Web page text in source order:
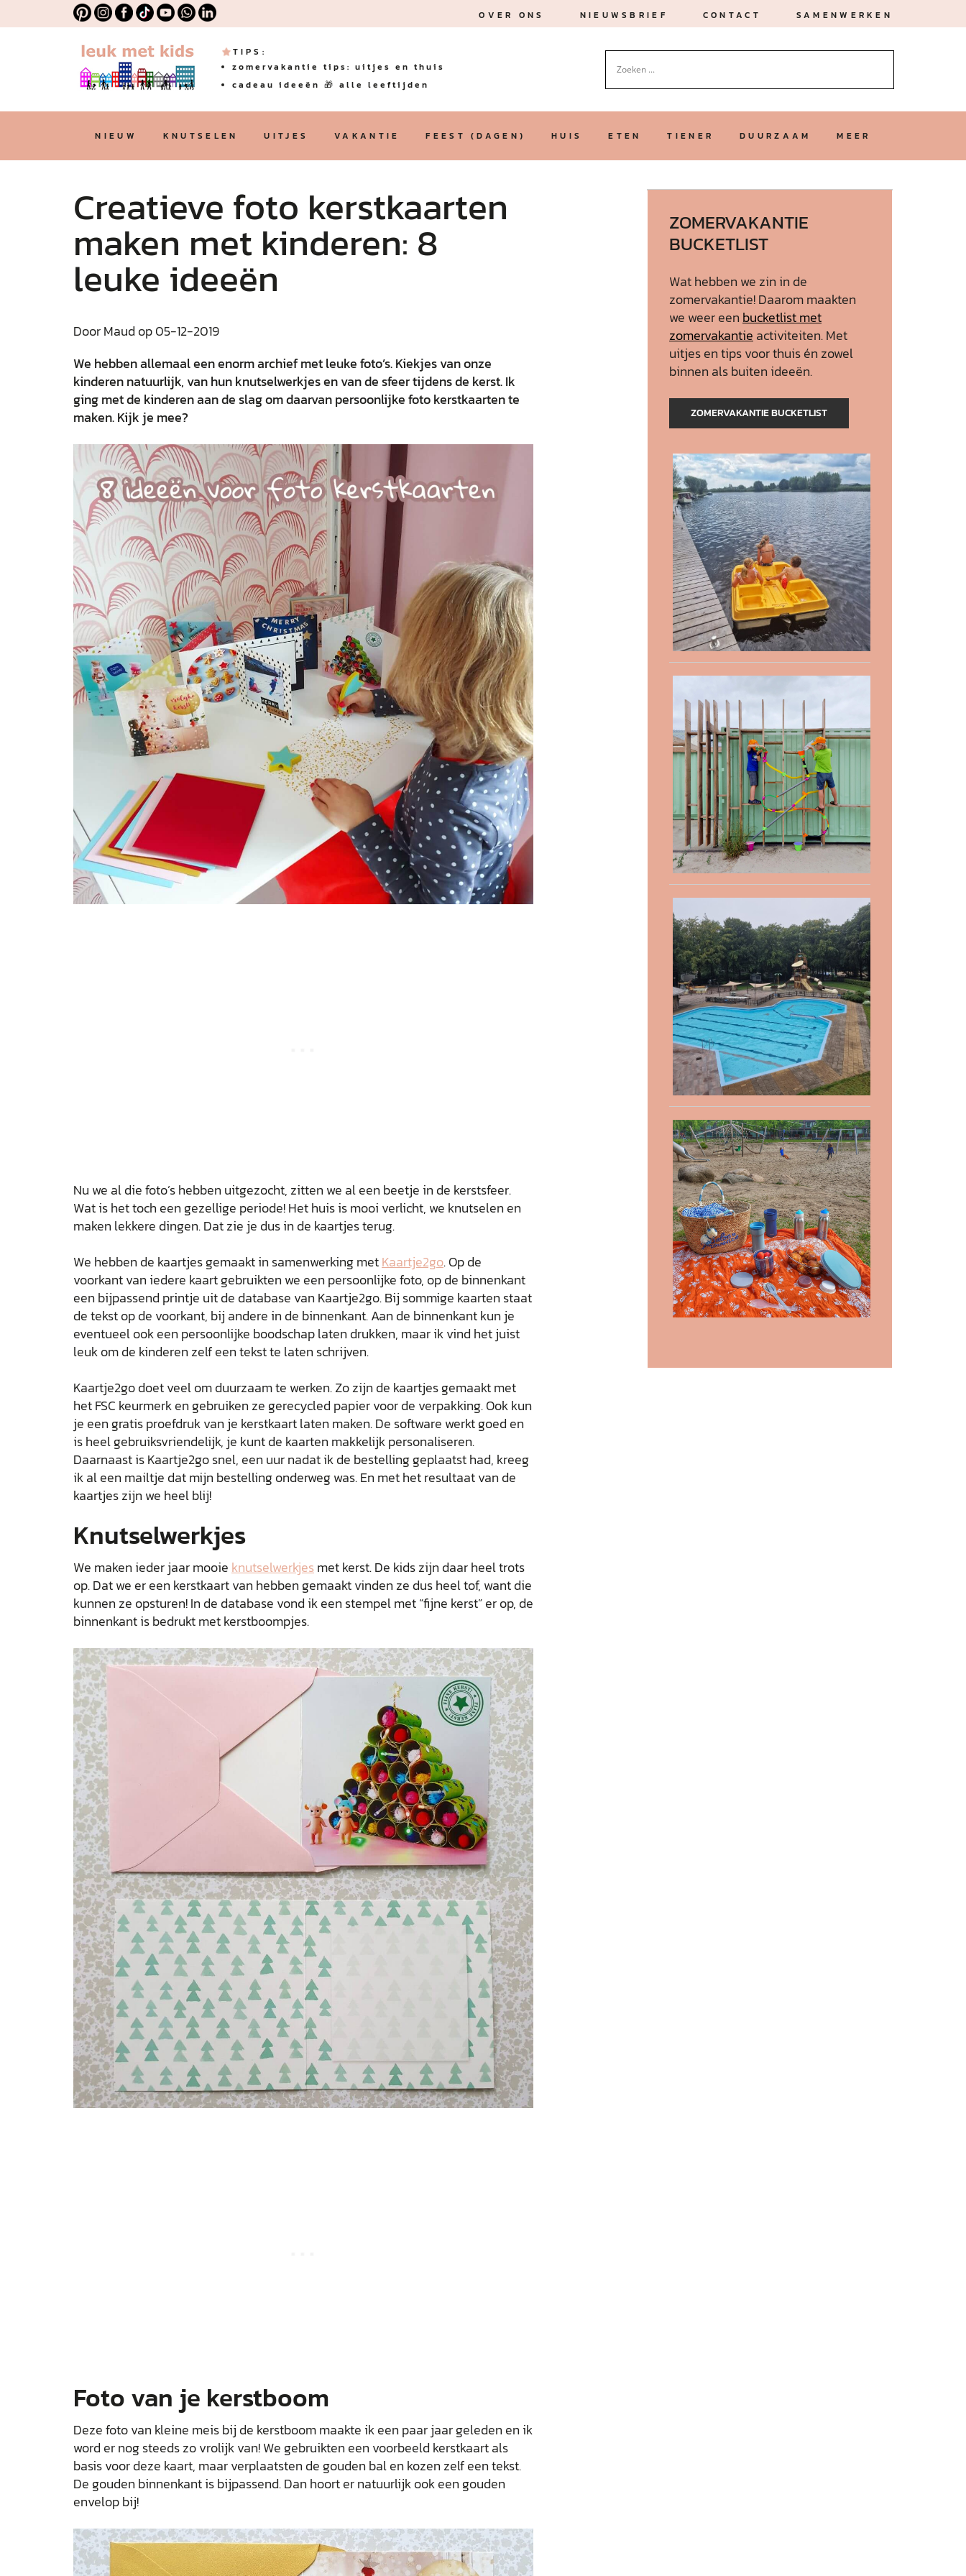
OVER ONS NIEUWSBRIEF CONTACT SAMENWERKEN
TIPS:
zomervakantie tips: uitjes en thuis
cadeau ideeën 🎁 alle leeftijden
NIEUW KNUTSELEN UITJES VAKANTIE FEEST (DAGEN) HUIS ETEN TIENER DUURZAAM MEER
Creatieve foto kerstkaarten
maken met kinderen: 8
leuke ideeën
Door Maud op 05-12-2019
We hebben allemaal een enorm archief met leuke foto’s. Kiekjes van onze
kinderen natuurlijk, van hun knutselwerkjes en van de sfeer tijdens de kerst. Ik
ging met de kinderen aan de slag om daarvan persoonlijke foto kerstkaarten te
maken. Kijk je mee?
Nu we al die foto’s hebben uitgezocht, zitten we al een beetje in de kerstsfeer.
Wat is het toch een gezellige periode! Het huis is mooi verlicht, we knutselen en
maken lekkere dingen. Dat zie je dus in de kaartjes terug.
We hebben de kaartjes gemaakt in samenwerking metKaartje2go. Op de
voorkant van iedere kaart gebruikten we een persoonlijke foto, op de binnenkant
een bijpassend printje uit de database van Kaartje2go. Bij sommige kaarten staat
de tekst op de voorkant, bij andere in de binnenkant. Aan de binnenkant kun je
eventueel ook een persoonlijke boodschap laten drukken, maar ik vind het juist
leuk om de kinderen zelf een tekst te laten schrijven.
Kaartje2go doet veel om duurzaam te werken. Zo zijn de kaartjes gemaakt met
het FSC keurmerk en gebruiken ze gerecycled papier voor de verpakking. Ook kun
je een gratis proefdruk van je kerstkaart laten maken. De software werkt goed en
is heel gebruiksvriendelijk, je kunt de kaarten makkelijk personaliseren.
Daarnaast is Kaartje2go snel, een uur nadat ik de bestelling geplaatst had, kreeg
ik al een mailtje dat mijn bestelling onderweg was. En met het resultaat van de
kaartjes zijn we heel blij!
Knutselwerkjes
We maken ieder jaar mooie knutselwerkjesmet kerst. De kids zijn daar heel trots
op. Dat we er een kerstkaart van hebben gemaakt vinden ze dus heel tof, want die
kunnen ze opsturen! In de database vond ik een stempel met “fijne kerst” er op, de
binnenkant is bedrukt met kerstboompjes.
Foto van je kerstboom
Deze foto van kleine meis bij de kerstboom maakte ik een paar jaar geleden en ik
word er nog steeds zo vrolijk van! We gebruikten een voorbeeld kerstkaart als
basis voor deze kaart, maar verplaatsten de gouden bal en kozen zelf een tekst.
De gouden binnenkant is bijpassend. Dan hoort er natuurlijk ook een gouden
envelop bij!
ZOMERVAKANTIE
BUCKETLIST
Wat hebben we zin in de
zomervakantie! Daarom maakten
we weer een bucketlist met
zomervakantie activiteiten. Met
uitjes en tips voor thuis én zowel
binnen als buiten ideeën.
ZOMERVAKANTIE BUCKETLIST